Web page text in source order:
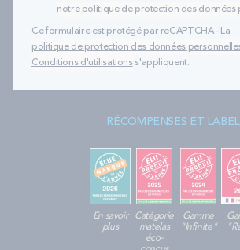
notre politique de protection des données
Ce formulaire est protégé par reCAPTCHA - La
politique de protection des données
Conditions d'utilisationss'appliquent.
RÉCOMPENSES ET
En savoir
plus
Catégorie
matelas
éco-
Gamme
"Infinite"